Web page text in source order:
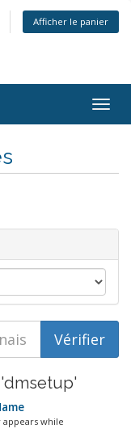
Afficher le panier
while